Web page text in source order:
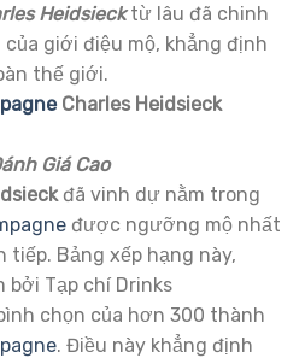
Heidsiecktừ lâu đã chinh
giới điệu mộ, khẳng định
thế giới.
Charles Heidsieck
Giá Cao
đã vinh dự nằm trong
được ngưỡng mộ nhất
tiếp. Bảng xếp hạng này,
bởi Tạp chí Drinks
chọn của hơn 300 thành
. Điều này khẳng định